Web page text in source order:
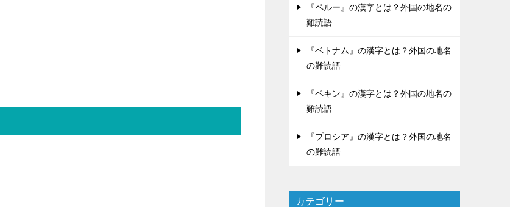
『ペルー』の漢字とは？外国の地名の
難読語
『ベトナム』の漢字とは？外国の地名
の難読語
『ペキン』の漢字とは？外国の地名の
難読語
『プロシア』の漢字とは？外国の地名
の難読語
カテゴリー